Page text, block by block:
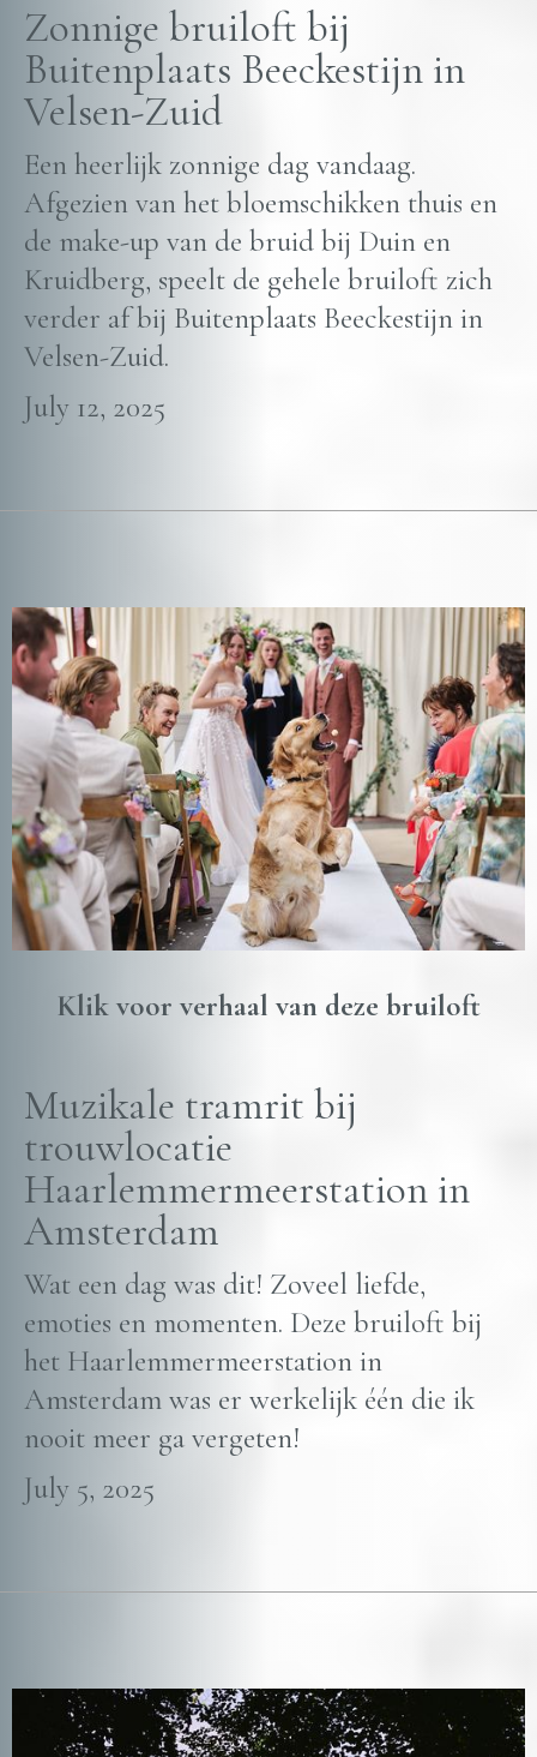
Zonnige bruiloft bij
Buitenplaats Beeckestijn in
Velsen-Zuid
Een heerlijk zonnige dag vandaag.
Afgezien van het bloemschikken thuis en
de make-up van de bruid bij Duin en
Kruidberg, speelt de gehele bruiloft zich
verder af bij Buitenplaats Beeckestijn in
Velsen-Zuid.
July 12, 2025
Klik voor verhaal van deze bruiloft
Muzikale tramrit bij
trouwlocatie
Haarlemmermeerstation in
Amsterdam
Wat een dag was dit! Zoveel liefde,
emoties en momenten. Deze bruiloft bij
het Haarlemmermeerstation in
Amsterdam was er werkelijk één die ik
nooit meer ga vergeten!
July 5, 2025